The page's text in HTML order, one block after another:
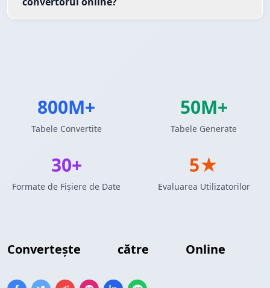
Convertește către Online
800M+
Tabele Convertite
50M+
Tabele Generate
30+
Formate de Fișiere de Date
5★
Evaluarea Utilizatorilor